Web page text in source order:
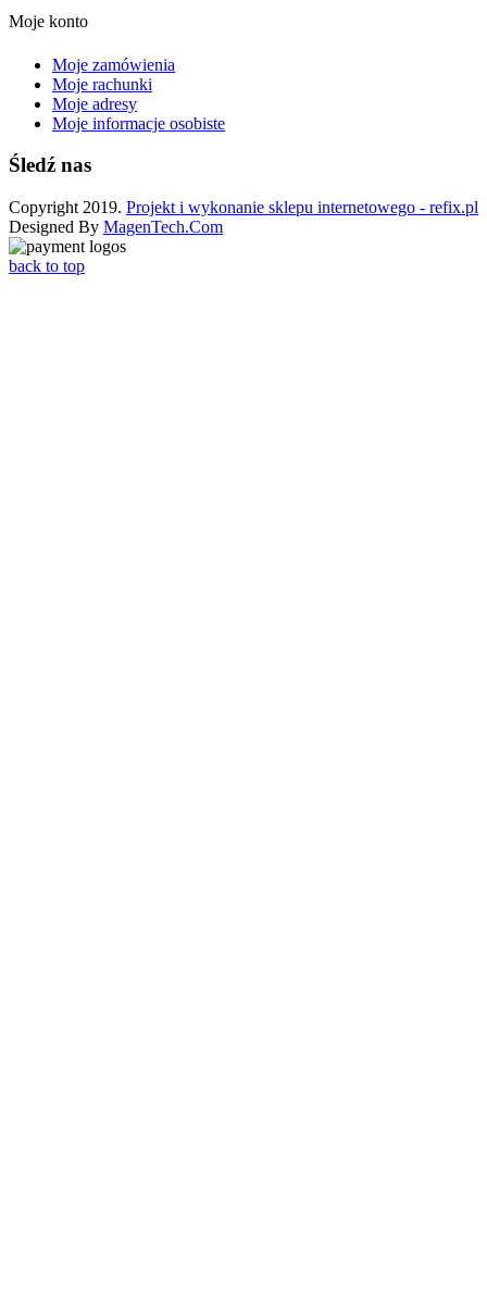
Moje konto
Moje zamówienia
Moje rachunki
Moje adresy
Moje informacje osobiste
Śledź nas
Copyright 2019. Projekt i wykonanie sklepu internetowego - refix.pl
Designed By MagenTech.Com
back to top